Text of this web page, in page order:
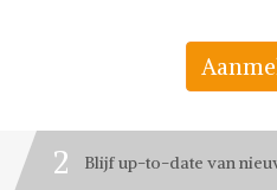
Bestel jouw favoriete
2 Blijf up-to-date van